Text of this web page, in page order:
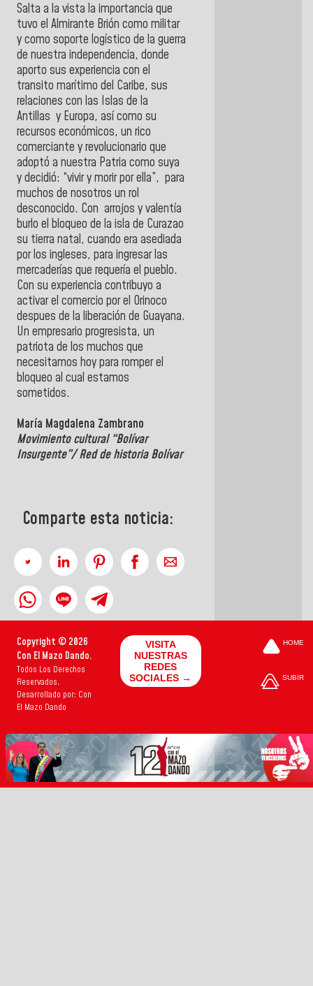
Salta a la vista la importancia que
tuvo el Almirante Brión como militar
y como soporte logístico de la guerra
de nuestra independencia, donde
aporto sus experiencia con el
transito marítimo del Caribe, sus
relaciones con las Islas de la
Antillas y Europa, así como su
recursos económicos, un rico
comerciante y revolucionario que
adoptó a nuestra Patria como suya
y decidió: “vivir y morir por ella”, para
muchos de nosotros un rol
desconocido. Con arrojos y valentía
burlo el bloqueo de la isla de Curazao
su tierra natal, cuando era asediada
por los ingleses, para ingresar las
mercaderías que requería el pueblo.
Con su experiencia contribuyo a
activar el comercio por el Orinoco
despues de la liberación de Guayana.
Un empresario progresista, un
patriota de los muchos que
necesitamos hoy para romper el
bloqueo al cual estamos
sometidos.
María Magdalena Zambrano
Movimiento cultural “Bolívar
Insurgente”/ Red de historia Bolívar
Comparte esta noticia:
Copyright © 2026
Con El Mazo Dando.
Todos Los Derechos
Reservados.
Desarrollado por: Con
El Mazo Dando
VISITA
NUESTRAS
REDES
SOCIALES →
HOME
SUBIR